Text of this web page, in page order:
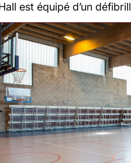
est équipé d’un